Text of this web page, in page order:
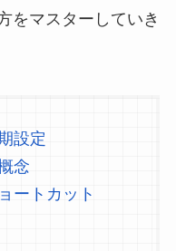
をマスターしていき
設定
念
ートカット